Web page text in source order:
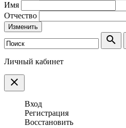
Имя
Отчество
Изменить
search
Личный кабинет
clear
Вход
Регистрация
Восстановить